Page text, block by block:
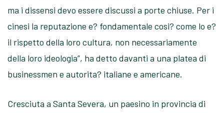
ma i dissensi devo essere discussi a porte chiuse. Per i
cinesi la reputazione e? fondamentale cosi? come lo e?
il rispetto della loro cultura, non necessariamente
della loro ideologia”, ha detto davanti a una platea di
businessmen e autorita? italiane e americane.
Cresciuta a Santa Severa, un paesino in provincia di